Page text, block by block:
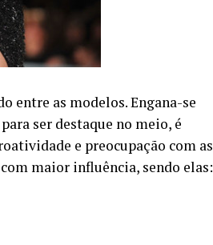
entre as modelos. Engana-se
ser destaque no meio, é
e preocupação com as
maior influência, sendo elas: